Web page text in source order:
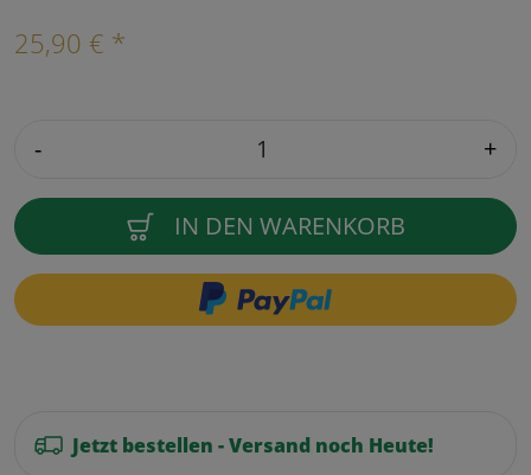
25,90 € *
- +
IN DEN WARENKORB
Jetzt bestellen - Versand noch Heute!